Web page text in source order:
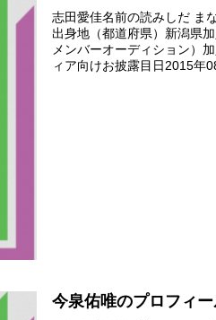
志田愛佳名前の読みしだ ま
出身地（都道府県）新潟県
メンバーオーディション）
ィア向けお披露目日2015年
今泉佑唯のプロフィ